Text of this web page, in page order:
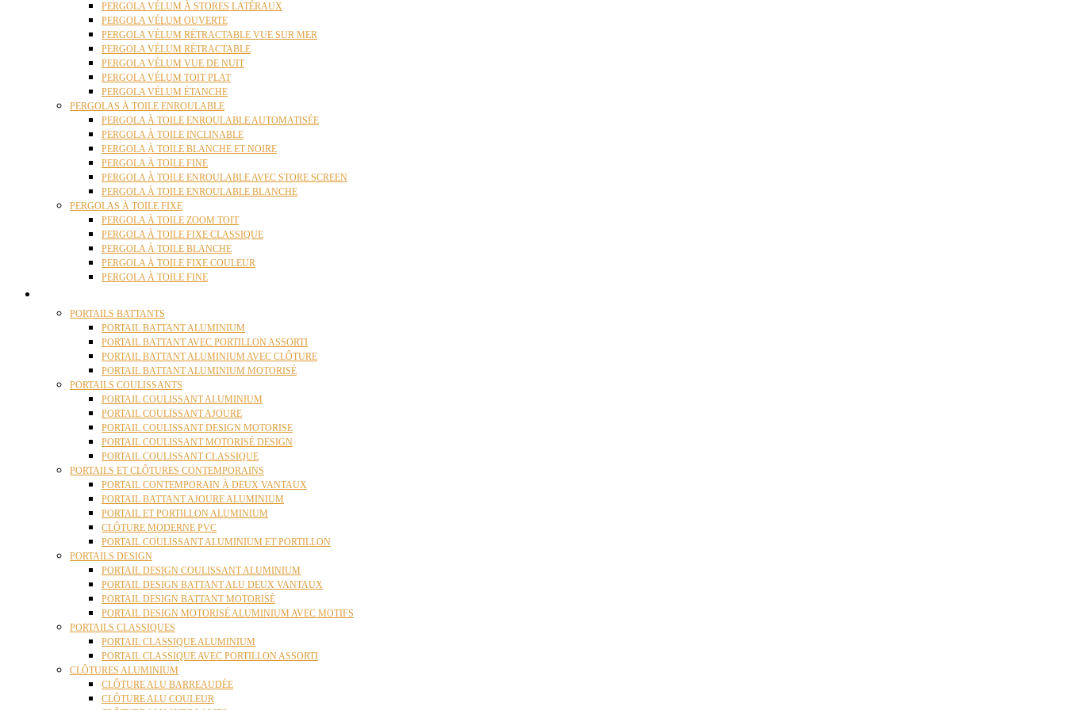
PERGOLA VÉLUM À STORES LATÉRAUX
PERGOLA VÉLUM OUVERTE
PERGOLA VÉLUM RÉTRACTABLE VUE SUR MER
PERGOLA VÉLUM RÉTRACTABLE
PERGOLA VÉLUM VUE DE NUIT
PERGOLA VÉLUM TOIT PLAT
PERGOLA VÉLUM ÉTANCHE
PERGOLAS À TOILE ENROULABLE
PERGOLA À TOILE ENROULABLE AUTOMATISÉE
PERGOLA À TOILE INCLINABLE
PERGOLA À TOILE BLANCHE ET NOIRE
PERGOLA À TOILE FINE
PERGOLA À TOILE ENROULABLE AVEC STORE SCREEN
PERGOLA À TOILE ENROULABLE BLANCHE
PERGOLAS À TOILE FIXE
PERGOLA À TOILE ZOOM TOIT
PERGOLA À TOILE FIXE CLASSIQUE
PERGOLA À TOILE BLANCHE
PERGOLA À TOILE FIXE COULEUR
PERGOLA À TOILE FINE
PORTAILS BATTANTS
PORTAIL BATTANT ALUMINIUM
PORTAIL BATTANT AVEC PORTILLON ASSORTI
PORTAIL BATTANT ALUMINIUM AVEC CLÔTURE
PORTAIL BATTANT ALUMINIUM MOTORISÉ
PORTAILS COULISSANTS
PORTAIL COULISSANT ALUMINIUM
PORTAIL COULISSANT AJOURE
PORTAIL COULISSANT DESIGN MOTORISE
PORTAIL COULISSANT MOTORISÉ DESIGN
PORTAIL COULISSANT CLASSIQUE
PORTAILS ET CLÔTURES CONTEMPORAINS
PORTAIL CONTEMPORAIN À DEUX VANTAUX
PORTAIL BATTANT AJOURE ALUMINIUM
PORTAIL ET PORTILLON ALUMINIUM
CLÔTURE MODERNE PVC
PORTAIL COULISSANT ALUMINIUM ET PORTILLON
PORTAILS DESIGN
PORTAIL DESIGN COULISSANT ALUMINIUM
PORTAIL DESIGN BATTANT ALU DEUX VANTAUX
PORTAIL DESIGN BATTANT MOTORISÉ
PORTAIL DESIGN MOTORISÉ ALUMINIUM AVEC MOTIFS
PORTAILS CLASSIQUES
PORTAIL CLASSIQUE ALUMINIUM
PORTAIL CLASSIQUE AVEC PORTILLON ASSORTI
CLÔTURES ALUMINIUM
CLÔTURE ALU BARREAUDÉE
CLÔTURE ALU COULEUR